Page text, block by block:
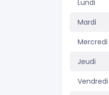
Lundi
Mardi
Mercredi
Jeudi
Vendredi